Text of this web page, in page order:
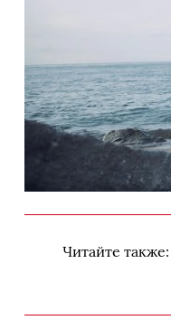
Читайте также: